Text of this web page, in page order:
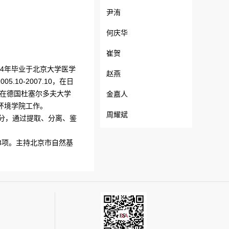
年毕业于北京大学医学
2007.10，在日
德国杜塞尔多夫大学
学院工作。
，通过提取、分离、鉴
。主持北京市自然基
尹洧
何庆华
崔贺
赵燕
金嘉人
周耀斌